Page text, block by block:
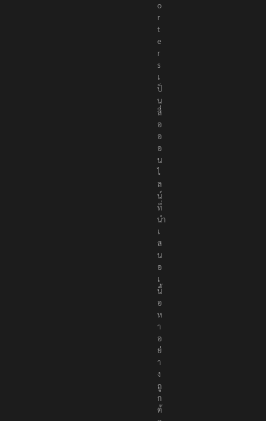
o
r
t
e
r
s
เ
ป็
น
สื่
อ
อ
อ
น
ไ
ล
น์
ที่
นำ
เ
ส
น
อ
เ
นื้
อ
ห
า
อ
ย่
า
ง
ถู
ก
ต้